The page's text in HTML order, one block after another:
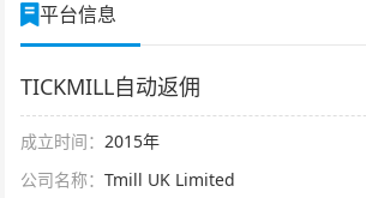
平台信息
TICKMILL自动返佣
成立时间： 2015年
公司名称： Tmill UK Limited